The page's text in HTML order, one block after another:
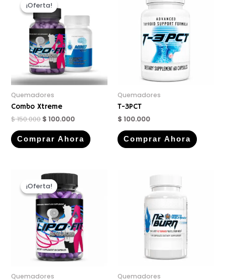
¡Oferta!
¡Oferta!
Quemadores
Combo Xtreme
$150.000$ 100.000
Comprar Ahora
Quemadores
T-3PCT
$ 100.000
Comprar Ahora
¡Oferta!
¡Oferta!
Quemadores Quemadores